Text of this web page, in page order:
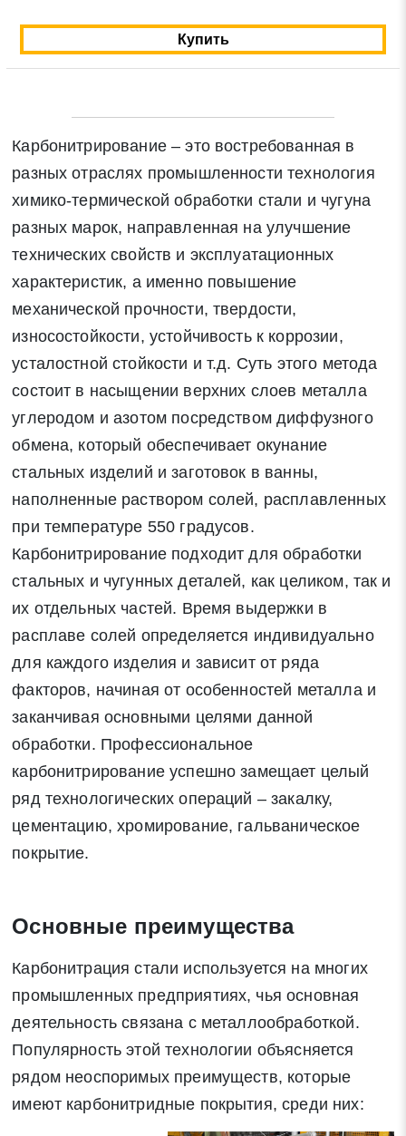
Купить
Карбонитрирование – это востребованная в
разных отраслях промышленности технология
химико-термической обработки стали и чугуна
разных марок, направленная на улучшение
технических свойств и эксплуатационных
характеристик, а именно повышение
механической прочности, твердости,
износостойкости, устойчивость к коррозии,
усталостной стойкости и т.д. Суть этого метода
состоит в насыщении верхних слоев металла
углеродом и азотом посредством диффузного
обмена, который обеспечивает окунание
стальных изделий и заготовок в ванны,
наполненные раствором солей, расплавленных
при температуре 550 градусов.
Карбонитрирование подходит для обработки
стальных и чугунных деталей, как целиком, так и
их отдельных частей. Время выдержки в
расплаве солей определяется индивидуально
для каждого изделия и зависит от ряда
факторов, начиная от особенностей металла и
заканчивая основными целями данной
обработки. Профессиональное
карбонитрирование успешно замещает целый
ряд технологических операций – закалку,
цементацию, хромирование, гальваническое
покрытие.
Основные преимущества
Карбонитрация стали используется на многих
промышленных предприятиях, чья основная
деятельность связана с металлообработкой.
Популярность этой технологии объясняется
рядом неоспоримых преимуществ, которые
имеют карбонитридные покрытия, среди них:
июля 2006 г. N 152-ФЗ «О персональных данных», а
также соглашаетесь на информационную рассылку по
средством e-mail или СМС